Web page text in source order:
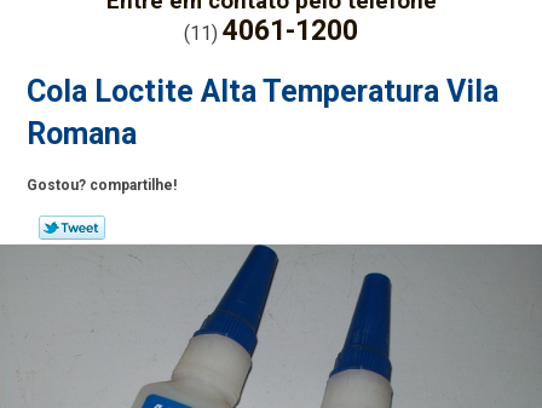
(11) 4061-1200
Cola Loctite Alta Temperatura Vila
Romana
Gostou? compartilhe!